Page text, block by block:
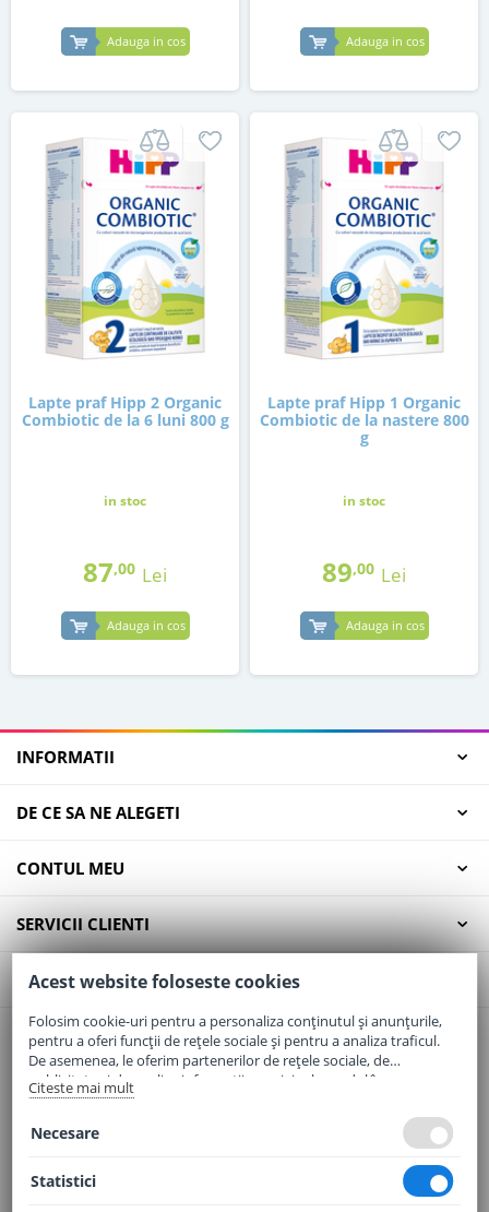
Adauga in cos Adauga in cos
Lapte praf Hipp 2 Organic
Combiotic de la 6 luni 800 g
in stoc
87,00 Lei
Adauga in cos
Lapte praf Hipp 1 Organic
Combiotic de la nastere 800
g
in stoc
89,00 Lei
Adauga in cos
INFORMATII
DE CE SA NE ALEGETI
CONTUL MEU
SERVICII CLIENTI
CONTACT
Email:office@elaptepraf.ro
Telefon:0745-964-449
Adresa:Sos. Borsului, Nr. 20, Oradea, Jud. Bihor
Acest website foloseste cookies
Folosim cookie-uri pentru a personaliza conținutul și anunțurile,
pentru a oferi funcții de rețele sociale și pentru a analiza traficul.
De asemenea, le oferim partenerilor de rețele sociale, de
publicitate și de analize informații cu privire la modul în care
folosiți site-ul nostru. Aceștia le pot combina cu alte informații
Citeste mai mult
Necesare
Statistici